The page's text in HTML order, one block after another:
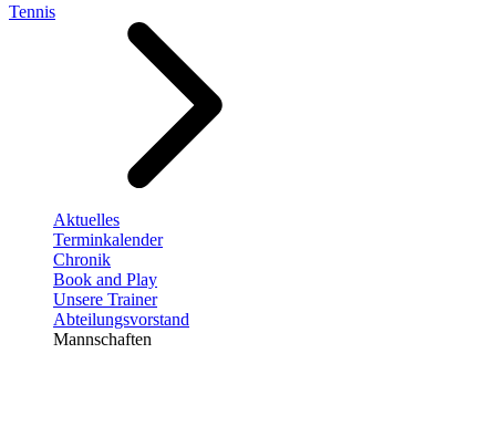
Tennis
Aktuelles
Terminkalender
Chronik
Book and Play
Unsere Trainer
Abteilungsvorstand
Mannschaften